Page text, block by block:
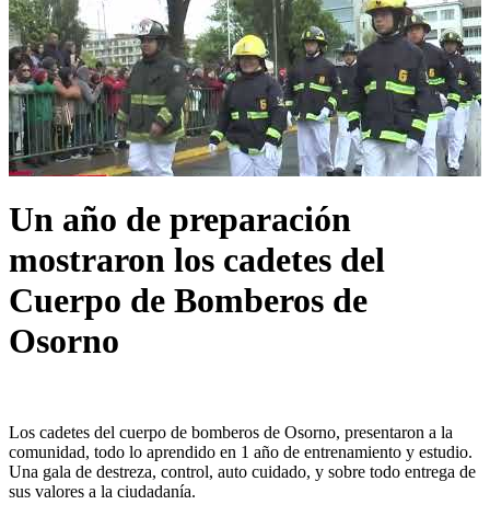
Un año de preparación
mostraron los cadetes del
Cuerpo de Bomberos de
Osorno
Los cadetes del cuerpo de bomberos de Osorno, presentaron a la
comunidad, todo lo aprendido en 1 año de entrenamiento y estudio.
Una gala de destreza, control, auto cuidado, y sobre todo entrega de
sus valores a la ciudadanía.